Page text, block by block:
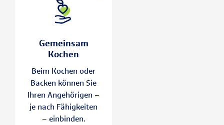
Gemeinsam
Kochen
Beim Kochen oder
Backen können Sie
Ihren Angehörigen –
je nach Fähigkeiten
– einbinden.
Gemeinsam
Kochen
einer Demenz
erinnern sich
besonders gut an
Gerüche und
Handgriffe aus der
Kindheit. Das
Kneten von Teig,